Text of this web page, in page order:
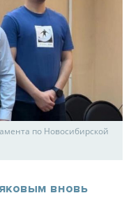
по Новосибирской
вновь